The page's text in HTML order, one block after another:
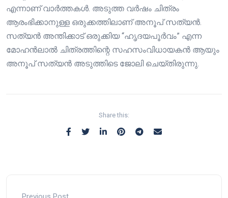
എന്നാണ് വാർത്തകൾ. അടുത്ത വർഷം ചിത്രം
ആരംഭിക്കാനുള്ള ഒരുക്കത്തിലാണ് അനൂപ് സത്യൻ.
സത്യൻ അന്തിക്കാട് ഒരുക്കിയ “ഹൃദയപൂർവം” എന്ന
മോഹൻലാൽ ചിത്രത്തിന്റെ സഹസംവിധായകൻ ആയും
അനൂപ് സത്യൻ അടുത്തിടെ ജോലി ചെയ്തിരുന്നു.
Share this: